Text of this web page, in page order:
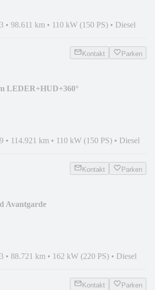
• 98.611 km • 110 kW (150 PS) • Diesel
Kontakt Parken
LEDER+HUD+360°
• 114.921 km • 110 kW (150 PS) • Diesel
Kontakt Parken
Avantgarde
• 88.721 km • 162 kW (220 PS) • Diesel
Kontakt Parken